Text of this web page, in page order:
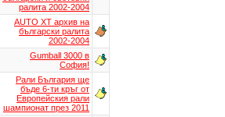
ралита 2002-2004
AUTO XT aрхив на
български ралита
2002-2004
Gumball 3000 в
София!
Рали България ще
бъде 6-ти кръг от
Европейския рали
шампионат през 2011